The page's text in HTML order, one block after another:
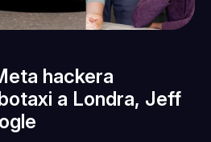
hackera
a Londra, Jeff